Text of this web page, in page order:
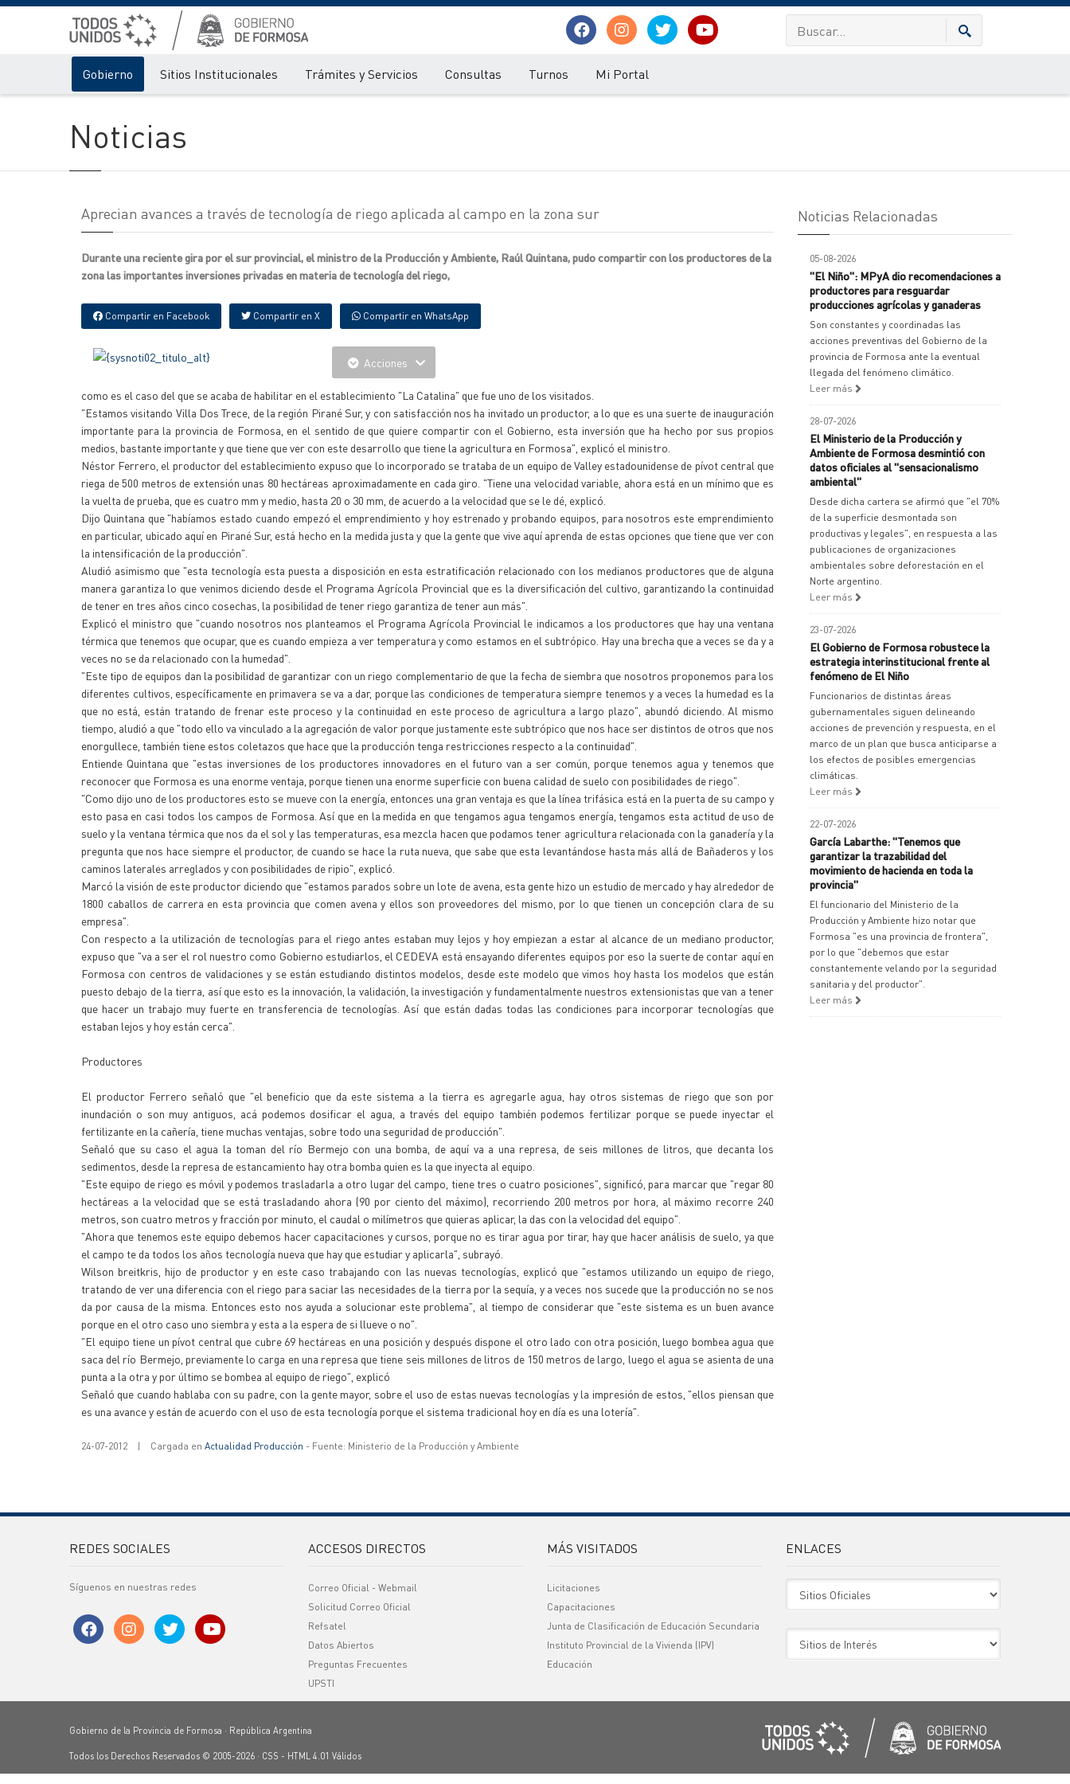
Gobierno Sitios Institucionales Trámites y Servicios Consultas Turnos Mi Portal
Noticias
Aprecian avances a través de tecnología de riego aplicada al campo en la zona sur
Durante una reciente gira por el sur provincial, el ministro de la Producción y Ambiente, Raúl Quintana, pudo compartir con los productores de la
zona las importantes inversiones privadas en materia de tecnología del riego,
Compartir en Facebook Compartir en X Compartir en WhatsApp
Acciones
como es el caso del que se acaba de habilitar en el establecimiento "La Catalina" que fue uno de los visitados.
"Estamos visitando Villa Dos Trece, de la región Pirané Sur, y con satisfacción nos ha invitado un productor, a lo que es una suerte de inauguración
importante para la provincia de Formosa, en el sentido de que quiere compartir con el Gobierno, esta inversión que ha hecho por sus propios
medios, bastante importante y que tiene que ver con este desarrollo que tiene la agricultura en Formosa", explicó el ministro.
Néstor Ferrero, el productor del establecimiento expuso que lo incorporado se trataba de un equipo de Valley estadounidense de pívot central que
riega de 500 metros de extensión unas 80 hectáreas aproximadamente en cada giro. "Tiene una velocidad variable, ahora está en un mínimo que es
la vuelta de prueba, que es cuatro mm y medio, hasta 20 o 30 mm, de acuerdo a la velocidad que se le dé, explicó.
Dijo Quintana que "habíamos estado cuando empezó el emprendimiento y hoy estrenado y probando equipos, para nosotros este emprendimiento
en particular, ubicado aquí en Pirané Sur, está hecho en la medida justa y que la gente que vive aquí aprenda de estas opciones que tiene que ver con
la intensificación de la producción".
Aludió asimismo que "esta tecnología esta puesta a disposición en esta estratificación relacionado con los medianos productores que de alguna
manera garantiza lo que venimos diciendo desde el Programa Agrícola Provincial que es la diversificación del cultivo, garantizando la continuidad
de tener en tres años cinco cosechas, la posibilidad de tener riego garantiza de tener aun más".
Explicó el ministro que "cuando nosotros nos planteamos el Programa Agrícola Provincial le indicamos a los productores que hay una ventana
térmica que tenemos que ocupar, que es cuando empieza a ver temperatura y como estamos en el subtrópico. Hay una brecha que a veces se da y a
veces no se da relacionado con la humedad".
"Este tipo de equipos dan la posibilidad de garantizar con un riego complementario de que la fecha de siembra que nosotros proponemos para los
diferentes cultivos, específicamente en primavera se va a dar, porque las condiciones de temperatura siempre tenemos y a veces la humedad es la
que no está, están tratando de frenar este proceso y la continuidad en este proceso de agricultura a largo plazo", abundó diciendo. Al mismo
tiempo, aludió a que "todo ello va vinculado a la agregación de valor porque justamente este subtrópico que nos hace ser distintos de otros que nos
enorgullece, también tiene estos coletazos que hace que la producción tenga restricciones respecto a la continuidad".
Entiende Quintana que "estas inversiones de los productores innovadores en el futuro van a ser común, porque tenemos agua y tenemos que
reconocer que Formosa es una enorme ventaja, porque tienen una enorme superficie con buena calidad de suelo con posibilidades de riego".
"Como dijo uno de los productores esto se mueve con la energía, entonces una gran ventaja es que la línea trifásica está en la puerta de su campo y
esto pasa en casi todos los campos de Formosa. Así que en la medida en que tengamos agua tengamos energía, tengamos esta actitud de uso de
suelo y la ventana térmica que nos da el sol y las temperaturas, esa mezcla hacen que podamos tener agricultura relacionada con la ganadería y la
pregunta que nos hace siempre el productor, de cuando se hace la ruta nueva, que sabe que esta levantándose hasta más allá de Bañaderos y los
caminos laterales arreglados y con posibilidades de ripio", explicó.
Marcó la visión de este productor diciendo que "estamos parados sobre un lote de avena, esta gente hizo un estudio de mercado y hay alrededor de
1800 caballos de carrera en esta provincia que comen avena y ellos son proveedores del mismo, por lo que tienen un concepción clara de su
empresa".
Con respecto a la utilización de tecnologías para el riego antes estaban muy lejos y hoy empiezan a estar al alcance de un mediano productor,
expuso que "va a ser el rol nuestro como Gobierno estudiarlos, el CEDEVA está ensayando diferentes equipos por eso la suerte de contar aquí en
Formosa con centros de validaciones y se están estudiando distintos modelos, desde este modelo que vimos hoy hasta los modelos que están
puesto debajo de la tierra, así que esto es la innovación, la validación, la investigación y fundamentalmente nuestros extensionistas que van a tener
que hacer un trabajo muy fuerte en transferencia de tecnologías. Así que están dadas todas las condiciones para incorporar tecnologías que
estaban lejos y hoy están cerca".
Productores
El productor Ferrero señaló que "el beneficio que da este sistema a la tierra es agregarle agua, hay otros sistemas de riego que son por
inundación o son muy antiguos, acá podemos dosificar el agua, a través del equipo también podemos fertilizar porque se puede inyectar el
fertilizante en la cañería, tiene muchas ventajas, sobre todo una seguridad de producción".
Señaló que su caso el agua la toman del río Bermejo con una bomba, de aquí va a una represa, de seis millones de litros, que decanta los
sedimentos, desde la represa de estancamiento hay otra bomba quien es la que inyecta al equipo.
"Este equipo de riego es móvil y podemos trasladarla a otro lugar del campo, tiene tres o cuatro posiciones", significó, para marcar que "regar 80
hectáreas a la velocidad que se está trasladando ahora (90 por ciento del máximo), recorriendo 200 metros por hora, al máximo recorre 240
metros, son cuatro metros y fracción por minuto, el caudal o milímetros que quieras aplicar, la das con la velocidad del equipo".
"Ahora que tenemos este equipo debemos hacer capacitaciones y cursos, porque no es tirar agua por tirar, hay que hacer análisis de suelo, ya que
el campo te da todos los años tecnología nueva que hay que estudiar y aplicarla", subrayó.
Wilson breitkris, hijo de productor y en este caso trabajando con las nuevas tecnologías, explicó que "estamos utilizando un equipo de riego,
tratando de ver una diferencia con el riego para saciar las necesidades de la tierra por la sequía, y a veces nos sucede que la producción no se nos
da por causa de la misma. Entonces esto nos ayuda a solucionar este problema", al tiempo de considerar que "este sistema es un buen avance
porque en el otro caso uno siembra y esta a la espera de si llueve o no".
"El equipo tiene un pívot central que cubre 69 hectáreas en una posición y después dispone el otro lado con otra posición, luego bombea agua que
saca del río Bermejo, previamente lo carga en una represa que tiene seis millones de litros de 150 metros de largo, luego el agua se asienta de una
punta a la otra y por último se bombea al equipo de riego", explicó
Señaló que cuando hablaba con su padre, con la gente mayor, sobre el uso de estas nuevas tecnologías y la impresión de estos, "ellos piensan que
es una avance y están de acuerdo con el uso de esta tecnología porque el sistema tradicional hoy en día es una lotería".
24-07-2012 | Cargada en Actualidad Producción - Fuente: Ministerio de la Producción y Ambiente
Noticias Relacionadas
05-08-2026
"El Niño": MPyA dio recomendaciones a
productores para resguardar
producciones agrícolas y ganaderas
Son constantes y coordinadas las
acciones preventivas del Gobierno de la
provincia de Formosa ante la eventual
llegada del fenómeno climático.
Leer más
28-07-2026
El Ministerio de la Producción y
Ambiente de Formosa desmintió con
datos oficiales al "sensacionalismo
ambiental"
Desde dicha cartera se afirmó que "el 70%
de la superficie desmontada son
productivas y legales", en respuesta a las
publicaciones de organizaciones
ambientales sobre deforestación en el
Norte argentino.
Leer más
23-07-2026
El Gobierno de Formosa robustece la
estrategia interinstitucional frente al
fenómeno de El Niño
Funcionarios de distintas áreas
gubernamentales siguen delineando
acciones de prevención y respuesta, en el
marco de un plan que busca anticiparse a
los efectos de posibles emergencias
climáticas.
Leer más
22-07-2026
García Labarthe: "Tenemos que
garantizar la trazabilidad del
movimiento de hacienda en toda la
provincia"
El funcionario del Ministerio de la
Producción y Ambiente hizo notar que
Formosa "es una provincia de frontera",
por lo que "debemos que estar
constantemente velando por la seguridad
sanitaria y del productor".
Leer más
REDES SOCIALES
Síguenos en nuestras redes
ACCESOS DIRECTOS
Correo Oficial - Webmail
Solicitud Correo Oficial
Refsatel
Datos Abiertos
Preguntas Frecuentes
UPSTI
MÁS VISITADOS
Licitaciones
Capacitaciones
Junta de Clasificación de Educación Secundaria
Instituto Provincial de la Vivienda (IPV)
Educación
ENLACES
Gobierno de la Provincia de Formosa · República Argentina
Todos los Derechos Reservados © 2005-2026 · CSS - HTML 4.01 Válidos